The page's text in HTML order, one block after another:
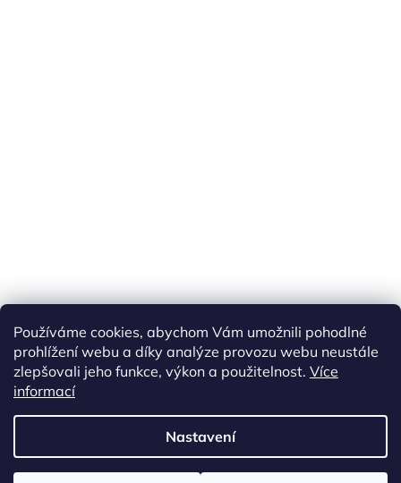
Používáme cookies, abychom Vám umožnili pohodlné
prohlížení webu a díky analýze provozu webu neustále
zlepšovali jeho funkce, výkon a použitelnost. Více
informací
Nastavení
Copyright 2026ETS Trains. Všechna práva vyhrazena.Upravit